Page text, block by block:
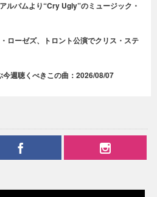
ルバムより“Cry Ugly”のミュージック・
ローゼズ、トロント公演でクリス・ステ
週聴くべきこの曲：2026/08/07